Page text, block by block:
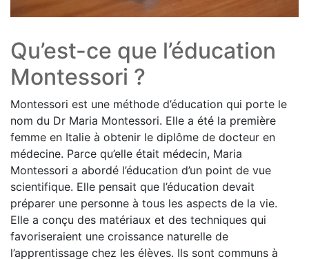
Qu’est-ce que l’éducation
Montessori ?
Montessori est une méthode d’éducation qui porte le
nom du Dr Maria Montessori. Elle a été la première
femme en Italie à obtenir le diplôme de docteur en
médecine. Parce qu’elle était médecin, Maria
Montessori a abordé l’éducation d’un point de vue
scientifique. Elle pensait que l’éducation devait
préparer une personne à tous les aspects de la vie.
Elle a conçu des matériaux et des techniques qui
favoriseraient une croissance naturelle de
l’apprentissage chez les élèves. Ils sont communs à